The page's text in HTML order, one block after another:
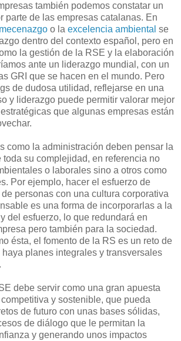
también podemos constatar un
parte de las empresas catalanas. En
mecenazgo o la excelencia ambiental se
dentro del contexto español, pero en
la gestión de la RSE y la elaboración
ante un liderazgo mundial, con un
GRI que se hacen en el mundo. Pero
de dudosa utilidad, reflejarse en una
y liderazgo puede permitir valorar mejor
que algunas empresas están
como la administración deben pensar la
toda su complejidad, en referencia no
o laborales sino a otros como
Por ejemplo, hacer el esfuerzo de
personas con una cultura corporativa
es una forma de incorporarlas a la
del esfuerzo, lo que redundará en
pero también para la sociedad.
ésta, el fomento de la RS es un reto de
planes integrales y transversales
debe servir como una gran apuesta
y sostenible, que pueda
de futuro con unas bases sólidas,
de diálogo que le permitan la
y generando unos impactos